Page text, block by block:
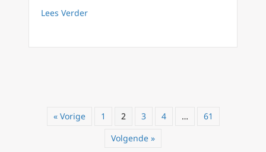
Lees Verderabout Frankrijk legaliseert euthanasie na
« Vorige 1 2 3 4 …
61
Volgende »